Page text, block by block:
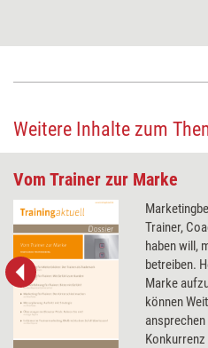
Weitere Inhalte zum
Vom Trainer zur Marke
Trainer,
haben will,
betreiben.
Marke
können
Konkurrenz